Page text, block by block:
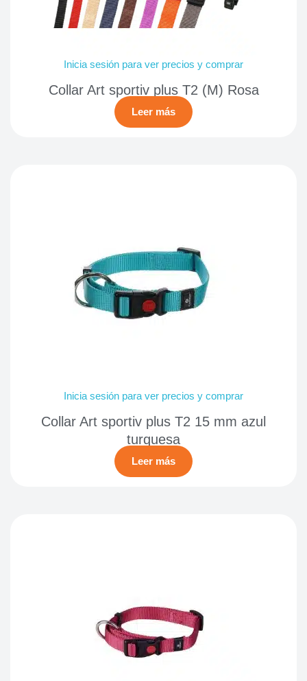
Inicia sesión para ver precios y comprar
Collar Art sportiv plus T2 (M) Rosa
Leer más
Inicia sesión para ver precios y comprar
Collar Art sportiv plus T2 15 mm azul
turquesa
Leer más